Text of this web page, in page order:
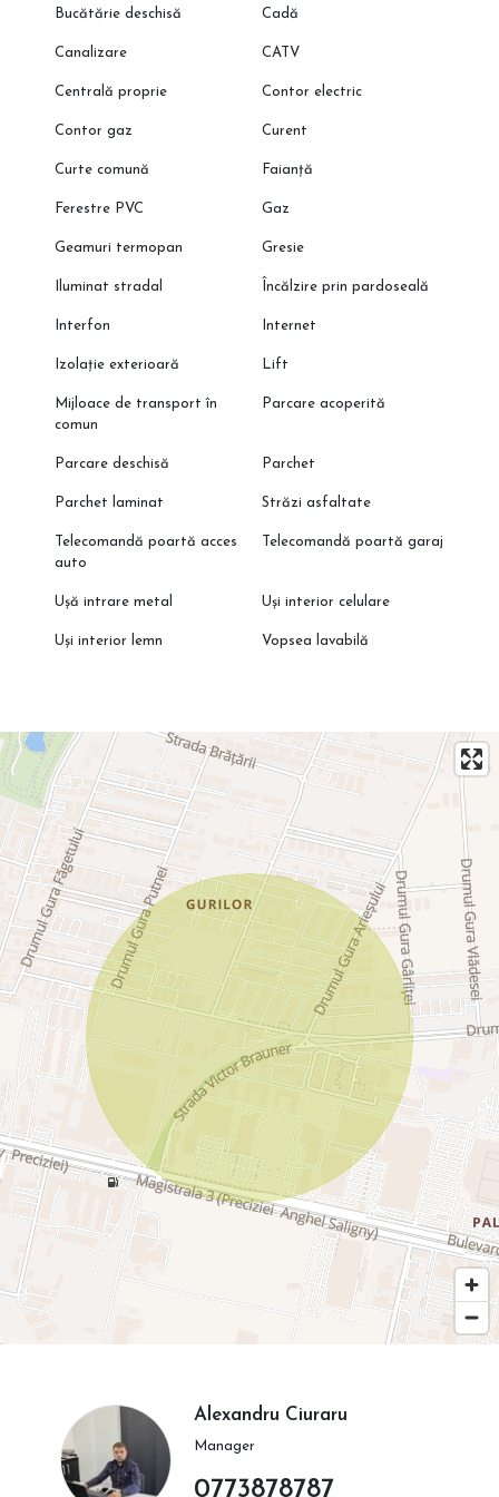
📞 Programează o vizionare cu reprezentantul direct al
apartamente disponibile, direct de la dezvoltator, fără comision.
Bucătărie deschisă Cadă
Canalizare CATV
Centrală proprie Contor electric
Contor gaz Curent
Curte comună Faianță
Ferestre PVC Gaz
Geamuri termopan Gresie
Iluminat stradal Încălzire prin pardoseală
Interfon Internet
Izolație exterioară Lift
Mijloace de transport în
comun
Parcare acoperită
Parcare deschisă Parchet
Parchet laminat Străzi asfaltate
Telecomandă poartă acces
auto
Telecomandă poartă garaj
Ușă intrare metal Uși interior celulare
Uși interior lemn Vopsea lavabilă
Alexandru Ciuraru
Manager
0773878787